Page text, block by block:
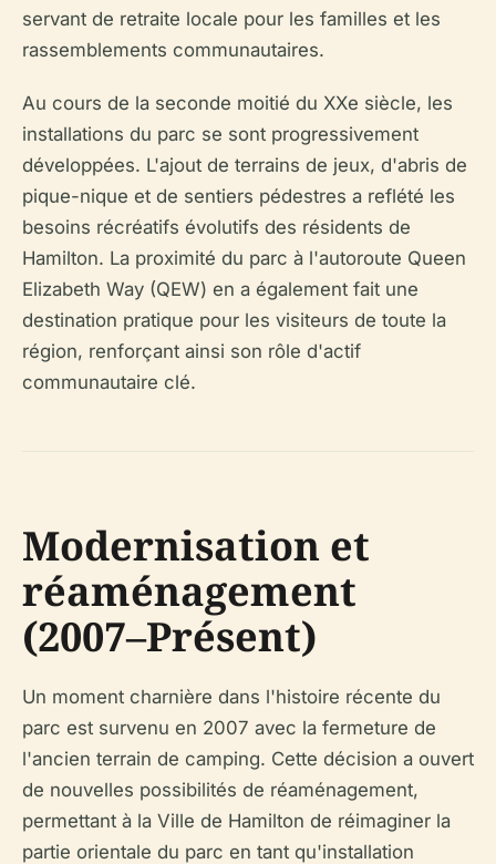
servant de retraite locale pour les familles et les
rassemblements communautaires.
Au cours de la seconde moitié du XXe siècle, les
installations du parc se sont progressivement
développées. L'ajout de terrains de jeux, d'abris de
pique-nique et de sentiers pédestres a reflété les
besoins récréatifs évolutifs des résidents de
Hamilton. La proximité du parc à l'autoroute Queen
Elizabeth Way (QEW) en a également fait une
destination pratique pour les visiteurs de toute la
région, renforçant ainsi son rôle d'actif
communautaire clé.
Modernisation et
réaménagement
(2007–Présent)
Un moment charnière dans l'histoire récente du
parc est survenu en 2007 avec la fermeture de
l'ancien terrain de camping. Cette décision a ouvert
de nouvelles possibilités de réaménagement,
permettant à la Ville de Hamilton de réimaginer la
partie orientale du parc en tant qu'installation